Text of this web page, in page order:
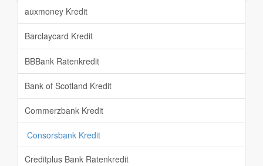
auxmoney Kredit
Barclaycard Kredit
BBBank Ratenkredit
Bank of Scotland Kredit
Commerzbank Kredit
Consorsbank Kredit
Creditplus Bank Ratenkredit